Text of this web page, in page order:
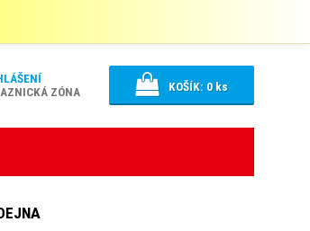
ZÓNA
KOŠÍK: 0ks